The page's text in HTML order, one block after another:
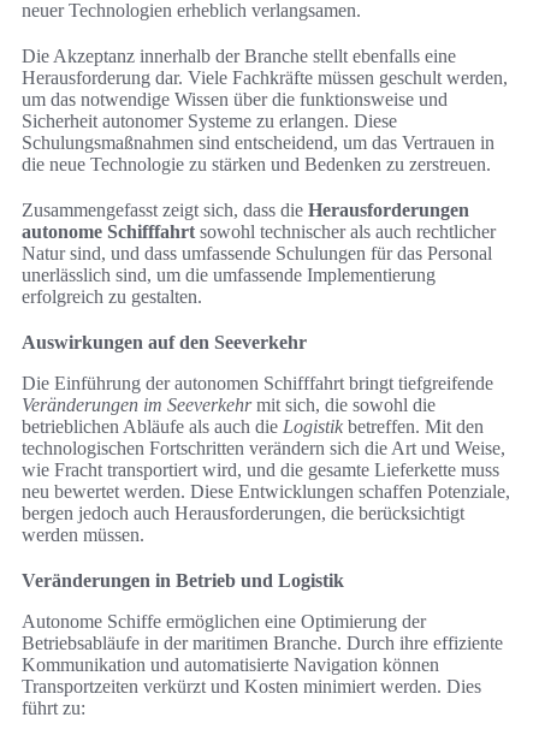
neuer Technologien erheblich verlangsamen.
Die Akzeptanz innerhalb der Branche stellt ebenfalls eine
Herausforderung dar. Viele Fachkräfte müssen geschult werden,
um das notwendige Wissen über die funktionsweise und
Sicherheit autonomer Systeme zu erlangen. Diese
Schulungsmaßnahmen sind entscheidend, um das Vertrauen in
die neue Technologie zu stärken und Bedenken zu zerstreuen.
Zusammengefasst zeigt sich, dass die Herausforderungen
autonome Schifffahrt sowohl technischer als auch rechtlicher
Natur sind, und dass umfassende Schulungen für das Personal
unerlässlich sind, um die umfassende Implementierung
erfolgreich zu gestalten.
Auswirkungen auf den Seeverkehr
Die Einführung der autonomen Schifffahrt bringt tiefgreifende
Veränderungen im Seeverkehrmit sich, die sowohl die
betrieblichen Abläufe als auch die Logistik betreffen. Mit den
technologischen Fortschritten verändern sich die Art und Weise,
wie Fracht transportiert wird, und die gesamte Lieferkette muss
neu bewertet werden. Diese Entwicklungen schaffen Potenziale,
bergen jedoch auch Herausforderungen, die berücksichtigt
werden müssen.
Veränderungen in Betrieb und Logistik
Autonome Schiffe ermöglichen eine Optimierung der
Betriebsabläufe in der maritimen Branche. Durch ihre effiziente
Kommunikation und automatisierte Navigation können
Transportzeiten verkürzt und Kosten minimiert werden. Dies
führt zu: